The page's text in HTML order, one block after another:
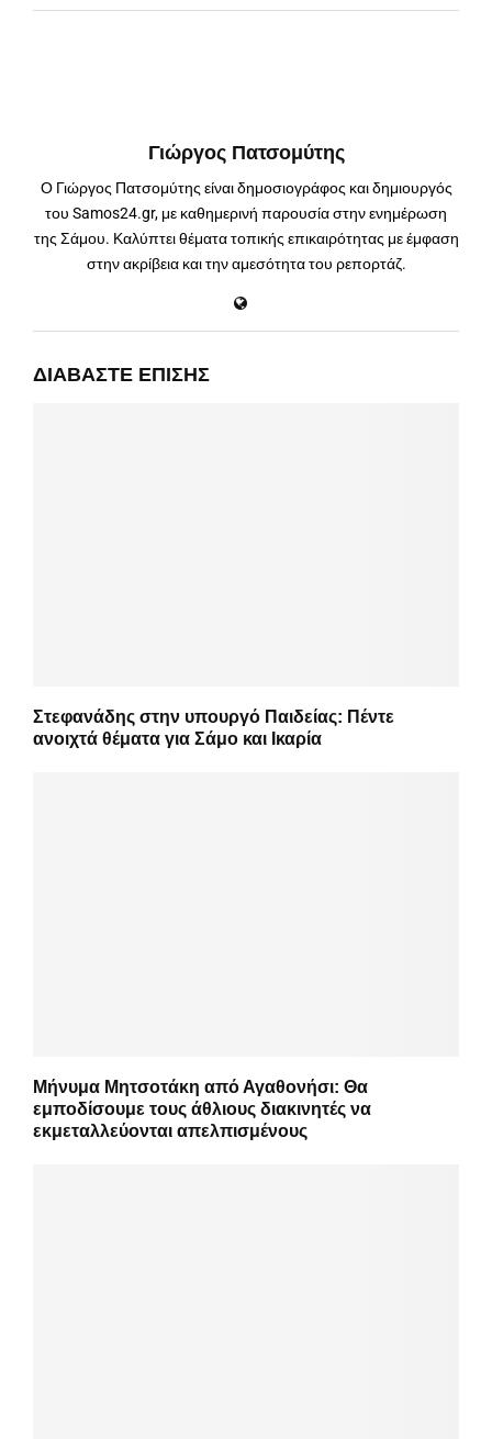
Γιώργος Πατσομύτης
Ο Γιώργος Πατσομύτης είναι δημοσιογράφος και δημιουργός
του Samos24.gr, με καθημερινή παρουσία στην ενημέρωση
της Σάμου. Καλύπτει θέματα τοπικής επικαιρότητας με έμφαση
στην ακρίβεια και την αμεσότητα του ρεπορτάζ.
ΔΙΑΒΆΣΤΕ ΕΠΊΣΗΣ
Στεφανάδης στην υπουργό Παιδείας: Πέντε
ανοιχτά θέματα για Σάμο και Ικαρία
Μήνυμα Μητσοτάκη από Αγαθονήσι: Θα
εμποδίσουμε τους άθλιους διακινητές να
εκμεταλλεύονται απελπισμένους